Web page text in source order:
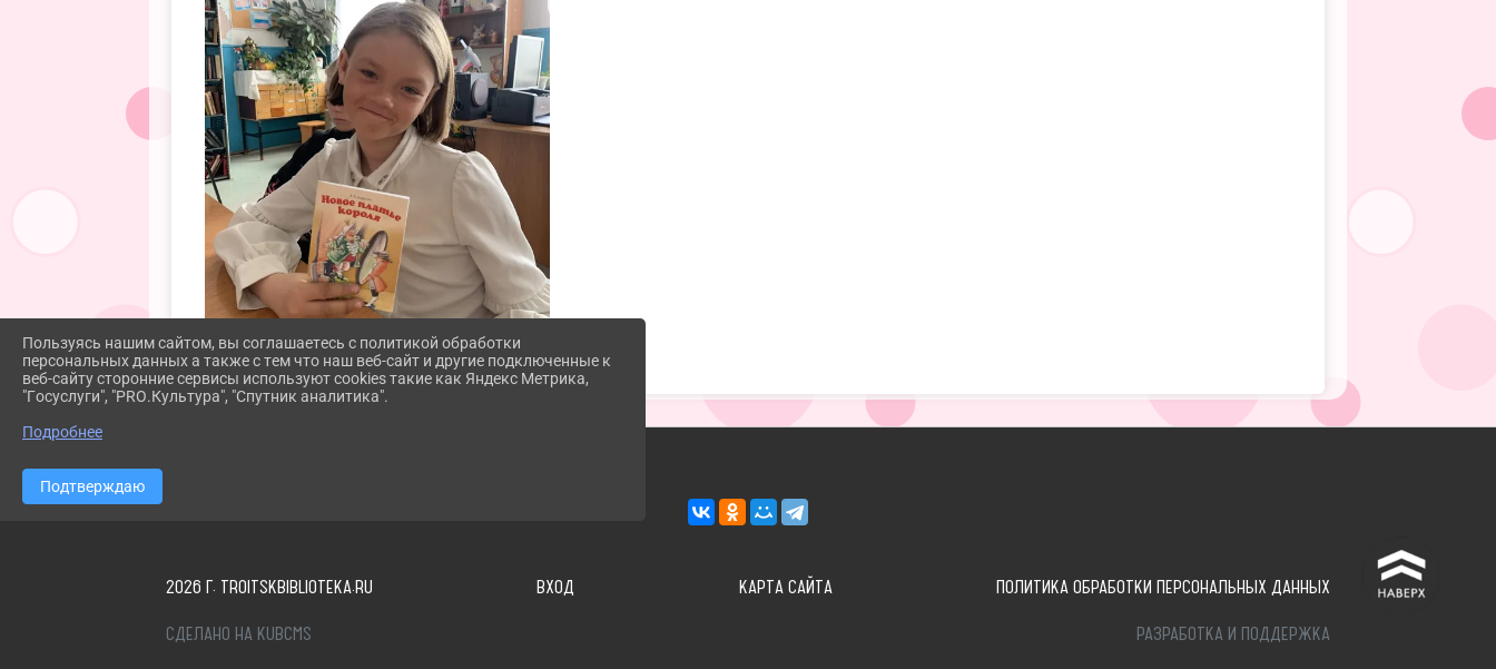
^
2026 Г. TROITSKBIBLIOTEKA.RU ВХОД КАРТА САЙТА ПОЛИТИКА ОБРАБОТКИ ПЕРСОНАЛЬНЫХ ДАННЫХ
СДЕЛАНО НА KUBCMS РАЗРАБОТКА И ПОДДЕРЖКА
Пользуясь нашим сайтом, вы соглашаетесь с политикой обработки
персональных данных а также с тем что наш веб-сайт и другие подключенные к
веб-сайту сторонние сервисы используют cookies такие как Яндекс Метрика,
"Госуслуги", "PRO.Культура", "Спутник аналитика".
Подробнее
Подтверждаю